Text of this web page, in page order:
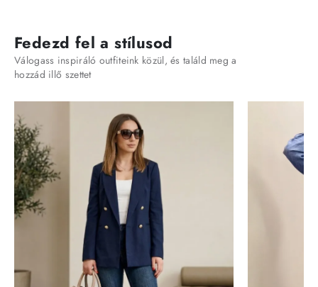
Fedezd fel a stílusod
Válogass inspiráló outfiteink közül, és találd meg a
hozzád illő szettet